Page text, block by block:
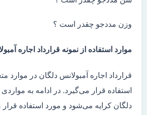
وزن مددجو چقدر است ؟
موارد استفاده از نمونه قرارداد اجاره
قرارداد اجاره آمبولانس دلگان در موارد
استفاده قرار می‌گیرد. در ادامه به
دلگان کرایه می‌شود و مورد استفاده قرار